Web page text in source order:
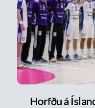
Horfðu á